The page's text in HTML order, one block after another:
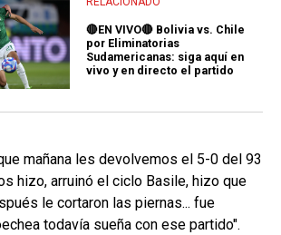
🔴EN VIVO🔴 Bolivia vs. Chile
por Eliminatorias
Sudamericanas: siga aquí en
vivo y en directo el partido
mañana les devolvemos el 5-0 del 93
hizo, arruinó el ciclo Basile, hizo que
le cortaron las piernas... fue
todavía sueña con ese partido".